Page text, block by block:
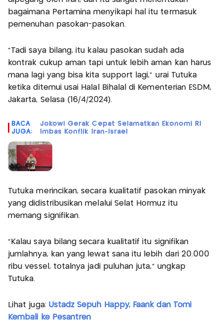
bagaimana Pertamina menyikapi hal itu termasuk
pemenuhan pasokan-pasokan.
"Tadi saya bilang, itu kalau pasokan sudah ada
kontrak cukup aman tapi untuk lebih aman kan harus
mana lagi yang bisa kita support lagi," urai Tutuka
ketika ditemui usai Halal Bihalal di Kementerian ESDM,
Jakarta, Selasa (16/4/2024).
BACA
JUGA:
Jokowi Gerak Cepat Selamatkan Ekonomi RI
Imbas Konflik Iran-Israel
Tutuka merincikan, secara kualitatif pasokan minyak
yang didistribusikan melalui Selat Hormuz itu
memang signifikan.
"Kalau saya bilang secara kualitatif itu signifikan
jumlahnya, kan yang lewat sana itu lebih dari 20.000
ribu vessel, totalnya jadi puluhan juta," ungkap
Tutuka.
Lihat juga: Ustadz Sepuh Happy, Faank dan Tomi
Kembali ke Pesantren